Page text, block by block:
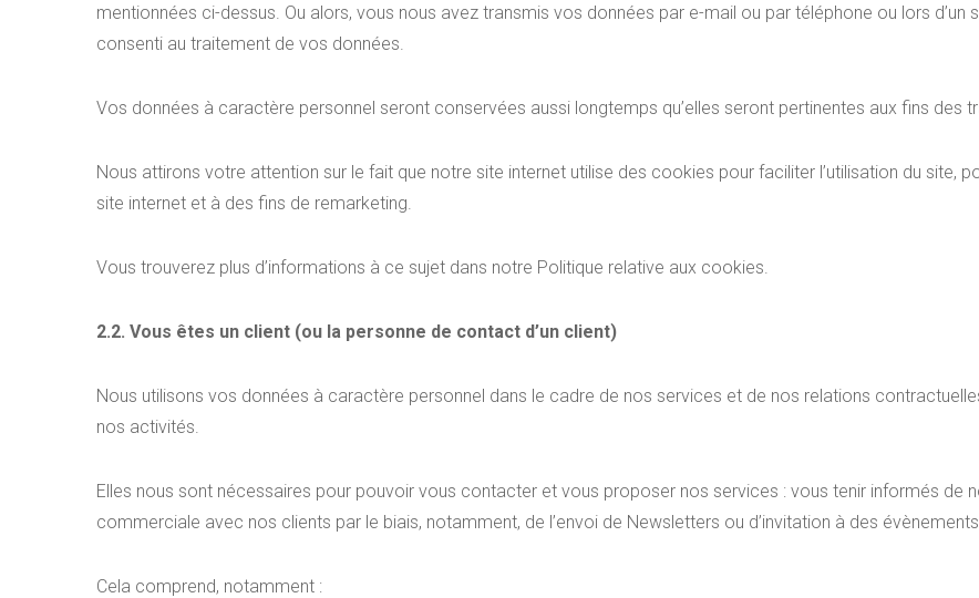
mentionnées ci-dessus. Ou alors, vous nous avez transmis vos données par e-mail ou par téléphone ou lors
consenti au traitement de vos données.
Vos données à caractère personnel seront conservées aussi longtemps qu’elles seront pertinentes aux fins des
Nous attirons votre attention sur le fait que notre site internet utilise des cookies pour faciliter l’utilisation du site,
site internet et à des fins de remarketing.
Vous trouverez plus d’informations à ce sujet dans notre Politique relative aux cookies.
2.2. Vous êtes un client (ou la personne de contact d’un client)
Nous utilisons vos données à caractère personnel dans le cadre de nos services et de nos relations
nos activités.
Elles nous sont nécessaires pour pouvoir vous contacter et vous proposer nos services : vous tenir informés de
commerciale avec nos clients par le biais, notamment, de l’envoi de Newsletters ou d’invitation à des
Cela comprend, notamment :